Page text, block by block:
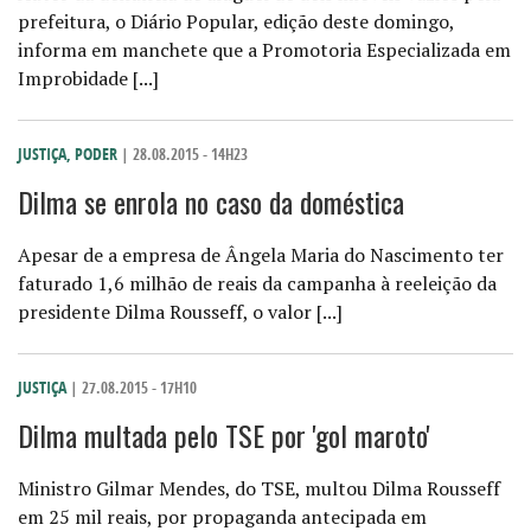
prefeitura, o Diário Popular, edição deste domingo,
informa em manchete que a Promotoria Especializada em
Improbidade [...]
JUSTIÇA, PODER | 28.08.2015 - 14H23
Dilma se enrola no caso da doméstica
Apesar de a empresa de Ângela Maria do Nascimento ter
faturado 1,6 milhão de reais da campanha à reeleição da
presidente Dilma Rousseff, o valor [...]
JUSTIÇA | 27.08.2015 - 17H10
Dilma multada pelo TSE por 'gol maroto'
Ministro Gilmar Mendes, do TSE, multou Dilma Rousseff
em 25 mil reais, por propaganda antecipada em